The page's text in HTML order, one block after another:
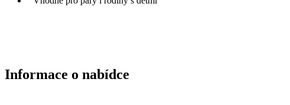
Informace o nabídce